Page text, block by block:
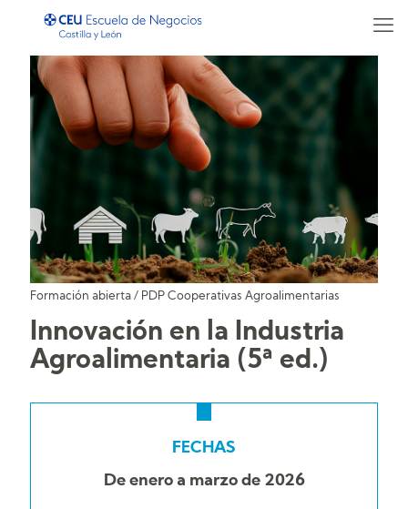
Formación abierta / PDP Cooperativas Agroalimentarias
Innovación en la Industria
Agroalimentaria (5ª ed.)
FECHAS
De enero a marzo de 2026